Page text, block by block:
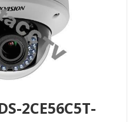
2CE56C5T-